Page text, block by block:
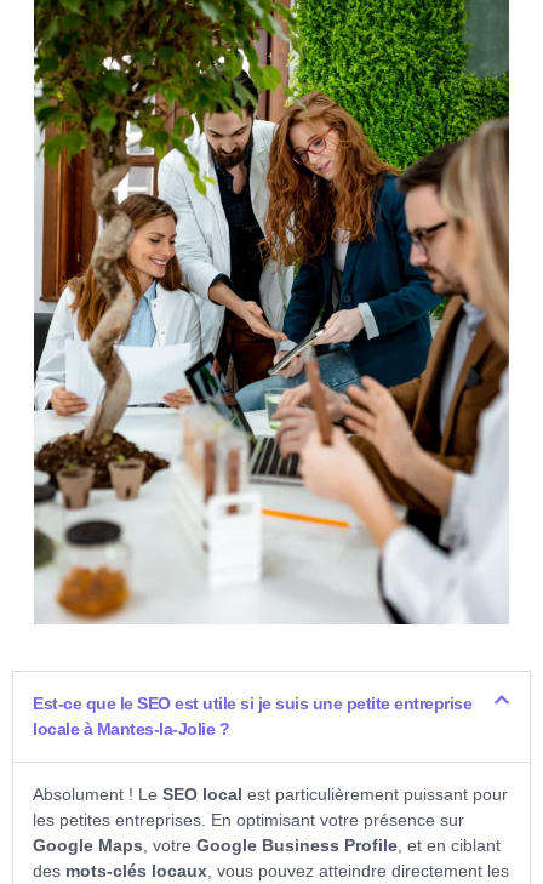
Est-ce que le SEO est utile si je suis une petite entreprise
locale à Mantes-la-Jolie ?
Absolument ! Le SEO local est particulièrement puissant pour
les petites entreprises. En optimisant votre présence sur
Google Maps , votre Google Business Profile , et en ciblant
des mots-clés locaux , vous pouvez atteindre directement les